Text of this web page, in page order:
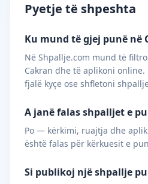
Pyetje të shpeshta
Ku mund të gjej punë në
Në Shpallje.com mund të
Cakran dhe të aplikoni
fjalë kyçe ose shfletoni
A janë falas shpalljet e
Po — kërkimi, ruajtja dhe
është falas për kërkuesit e
Si publikoj një shpallje